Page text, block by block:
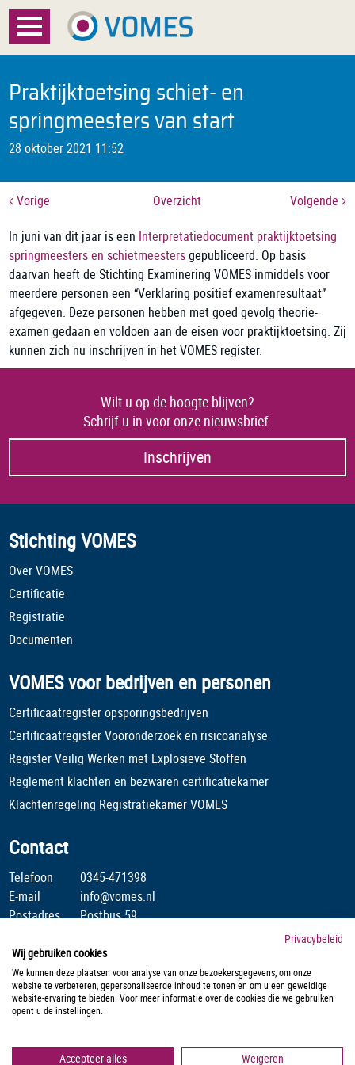
Menu
Over VOMES
Certificatie
Registratie
Documenten
Nieuws
FAQ
Contact
Praktijktoetsing schiet- en
springmeesters van start
28 oktober 2021 11:52
Vorige Overzicht Volgende
In juni van dit jaar is een Interpretatiedocument praktijktoetsing
springmeesters en schietmeestersgepubliceerd. Op basis
daarvan heeft de Stichting Examinering VOMES inmiddels voor
meerdere personen een “Verklaring positief examenresultaat”
afgegeven. Deze personen hebben met goed gevolg theorie-
examen gedaan en voldoen aan de eisen voor praktijktoetsing. Zij
kunnen zich nu inschrijven in het VOMES register.
Wilt u op de hoogte blijven?
Schrijf u in voor onze nieuwsbrief.
Inschrijven
Stichting VOMES
Over VOMES
Certificatie
Registratie
Documenten
VOMES voor bedrijven en personen
Certificaatregister opsporingsbedrijven
Certificaatregister Vooronderzoek en risicoanalyse
Register Veilig Werken met Explosieve Stoffen
Reglement klachten en bezwaren certificatiekamer
Klachtenregeling Registratiekamer VOMES
Contact
Telefoon
0345-471398
E-mail
info@vomes.nl
Postadres
Postbus 59
Stichting Veilig Omgaan Met Explosieve Stoffen is lid van :
Privacybeleid
Wij gebruiken cookies
We kunnen deze plaatsen voor analyse van onze bezoekersgegevens, om onze
website te verbeteren, gepersonaliseerde inhoud te tonen en om u een geweldige
website-ervaring te bieden. Voor meer informatie over de cookies die we gebruiken
opent u de instellingen.
Accepteer alles Weigeren